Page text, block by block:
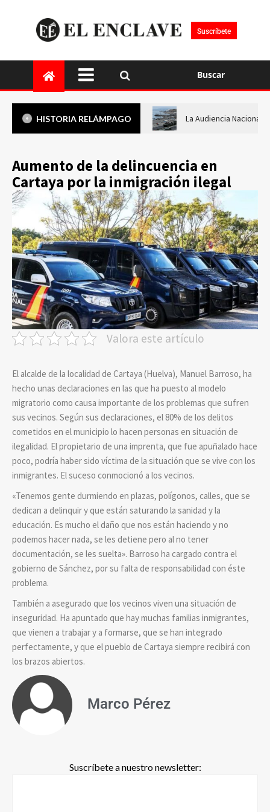
Suscríbete
Buscar
HISTORIA RELÁMPAGO La Audiencia Nacional
Aumento de la delincuencia en
Cartaya por la inmigración ilegal
Valora este artículo
El alcalde de la localidad de Cartaya (Huelva), Manuel Barroso, ha
hecho unas declaraciones en las que ha puesto al modelo
migratorio como causa importante de los problemas que sufren
sus vecinos. Según sus declaraciones, el 80% de los delitos
cometidos en el municipio lo hacen personas en situación de
ilegalidad. El propietario de una imprenta, que fue apuñalado hace
poco, podría haber sido víctima de la situación que se vive con los
inmigrantes. El suceso conmocionó a los vecinos.
«Tenemos gente durmiendo en plazas, polígonos, calles, que se
dedican a delinquir y que están saturando la sanidad y la
educación. Es mucho el daño que nos están haciendo y no
podemos hacer nada, se les detiene pero al no tener
documentación, se les suelta». Barroso ha cargado contra el
gobierno de Sánchez, por su falta de responsabilidad con éste
problema.
También a asegurado que los vecinos viven una situación de
inseguridad. Ha apuntado que hay muchas familias inmigrantes,
que vienen a trabajar y a formarse, que se han integrado
perfectamente, y que el pueblo de Cartaya siempre recibirá con
los brazos abiertos.
Marco Pérez
Suscríbete a nuestro newsletter: